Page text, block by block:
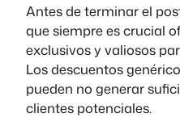
Antes de terminar el
que siempre es crucial
exclusivos y valiosos
Los descuentos
pueden no generar
clientes potenciales.